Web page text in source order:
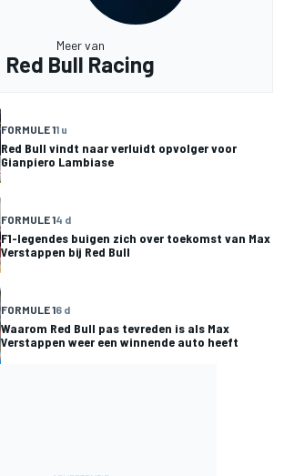
Meer van
Red Bull Racing
FORMULE 11 u
Red Bull vindt naar verluidt opvolger voor
Gianpiero Lambiase
FORMULE 14 d
F1-legendes buigen zich over toekomst van Max
Verstappen bij Red Bull
FORMULE 16 d
Waarom Red Bull pas tevreden is als Max
Verstappen weer een winnende auto heeft